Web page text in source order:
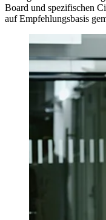
Board und spezifischen
auf Empfehlungsbasis